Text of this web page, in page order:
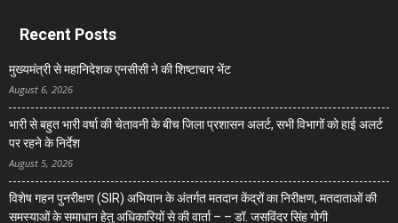
Recent Posts
मुख्यमंत्री से महानिदेशक एनसीसी ने की शिष्टाचार भेंट
August 6, 2026
भारी से बहुत भारी वर्षा की चेतावनी के बीच जिला प्रशासन अलर्ट, सभी विभागों को हाई अलर्ट
पर रहने के निर्देश
August 5, 2026
विशेष गहन पुनरीक्षण (SIR) अभियान के अंतर्गत मतदान केंद्रों का निरीक्षण, मतदाताओं की
समस्याओं के समाधान हेतु अधिकारियों से की वार्ता – – डॉ. जसविंदर सिंह गोगी